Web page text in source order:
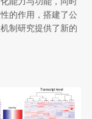
的作用，搭建了公
制研究提供了新的